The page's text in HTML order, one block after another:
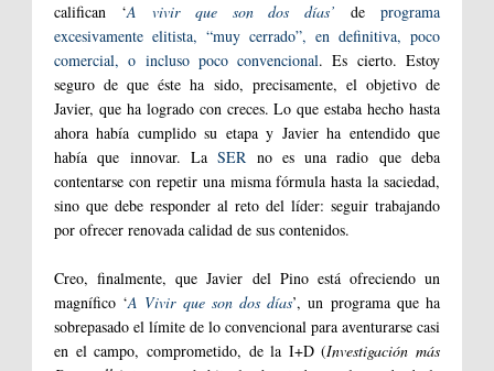
califican ‘A vivir que son dos días’ de programa
excesivamente elitista, “muy cerrado”, en definitiva, poco
comercial, o incluso poco convencional. Es cierto. Estoy
seguro de que éste ha sido, precisamente, el objetivo de
Javier, que ha logrado con creces. Lo que estaba hecho hasta
ahora había cumplido su etapa y Javier ha entendido que
había que innovar. LaSER no es una radio que deba
contentarse con repetir una misma fórmula hasta la saciedad,
sino que debe responder al reto del líder: seguir trabajando
por ofrecer renovada calidad de sus contenidos.
Creo, finalmente, que Javier del Pino está ofreciendo un
magnífico ‘A Vivir que son dos días’, un programa que ha
sobrepasado el límite de lo convencional para aventurarse casi
en el campo, comprometido, de la I+D (Investigación más